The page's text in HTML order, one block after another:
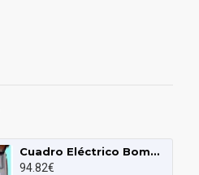
Cuadro Eléctrico Bombas Motor 230V Monofásico de Protección 1.50 HP
94.82€